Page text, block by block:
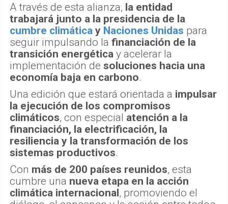
A través de esta alianza, la entidad
trabajará junto a la presidencia de la
cumbre climática y Naciones Unidas para
seguir impulsando la financiación de la
transición energética y acelerar la
implementación de soluciones hacia una
economía baja en carbono.
Una edición que estará orientada a impulsar
la ejecución de los compromisos
climáticos, con especial atención a la
financiación, la electrificación, la
resiliencia y la transformación de los
sistemas productivos.
Con más de 200 países reunidos, esta
cumbre una nueva etapa en la acción
climática internacional, promoviendo el